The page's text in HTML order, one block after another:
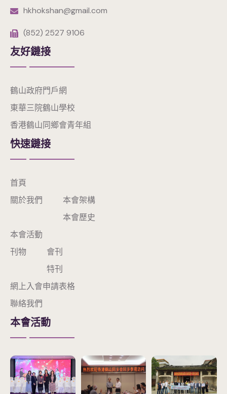
hkhokshan@gmail.com
(852) 2527 9106
友好鏈接
鶴山政府門戶網
東華三院鶴山學校
香港鶴山同鄉會青年組
快速鏈接
首頁
關於我們
本會架構
本會歷史
本會活動
刊物
會刊
特刊
網上入會申請表格
聯絡我們
本會活動